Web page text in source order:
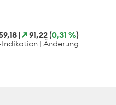
| 91,22 (0,31 %)
Indikation | Änderung